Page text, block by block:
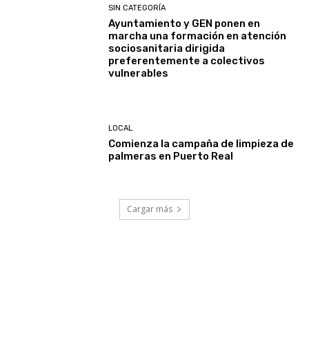
SIN CATEGORÍA
Ayuntamiento y GEN ponen en
marcha una formación en atención
sociosanitaria dirigida
preferentemente a colectivos
vulnerables
LOCAL
Comienza la campaña de limpieza de
palmeras en Puerto Real
Cargar más